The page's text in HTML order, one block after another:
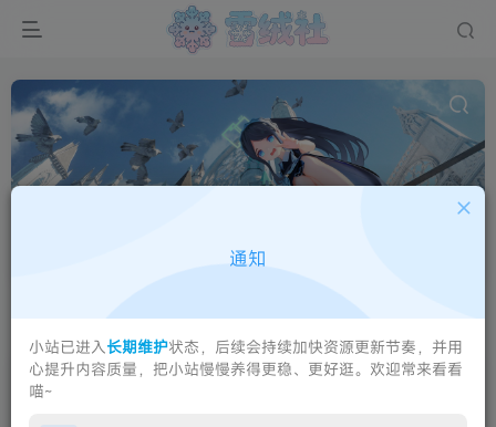
轻小说《无职转生～到了异世界就拿出真本事～》及其改编动画。
更新 浏览 点赞 评论
2026年7月夏番神仙打架！《死神》最
通知
小站已进入长期维护状态，后续会持续加快资源更新节奏，并用
心提升内容质量，把小站慢慢养得更稳、更好逛。欢迎常来看看
喵~